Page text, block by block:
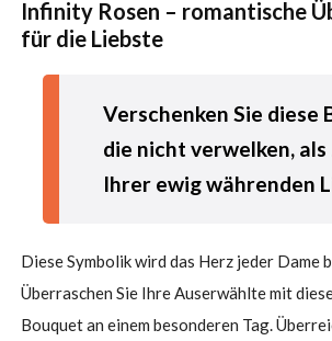
Infinity Rosen – romantische
für die Liebste
Verschenken Sie diese
die nicht verwelken,
Ihrer ewig währenden
Diese Symbolik wird das Herz jeder Dame
Überraschen Sie Ihre Auserwählte mit
Bouquet an einem besonderen Tag.